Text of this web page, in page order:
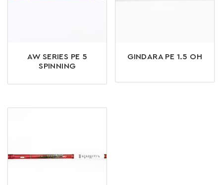
AW SERIES PE 5
SPINNING
GINDARA PE 1.5 OH